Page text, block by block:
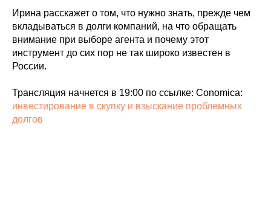
Ирина расскажет о том, что нужно знать, прежде чем
вкладываться в долги компаний, на что обращать
внимание при выборе агента и почему этот
инструмент до сих пор не так широко известен в
России.
Трансляция начнется в 19:00 по ссылке: Conomica:
инвестирование в скупку и взыскание проблемных
долгов